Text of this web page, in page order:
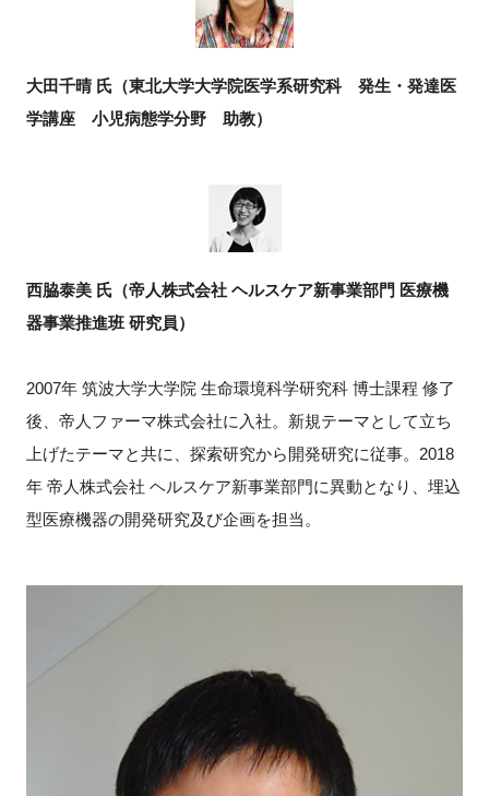
大田千晴 氏（東北大学大学院医学系研究科 発生・発達医
学講座 小児病態学分野 助教）
西脇泰美 氏（帝人株式会社 ヘルスケア新事業部門 医療機
器事業推進班 研究員）
2007年 筑波大学大学院 生命環境科学研究科 博士課程 修了
後、帝人ファーマ株式会社に入社。新規テーマとして立ち
上げたテーマと共に、探索研究から開発研究に従事。2018
年 帝人株式会社 ヘルスケア新事業部門に異動となり、埋込
型医療機器の開発研究及び企画を担当。